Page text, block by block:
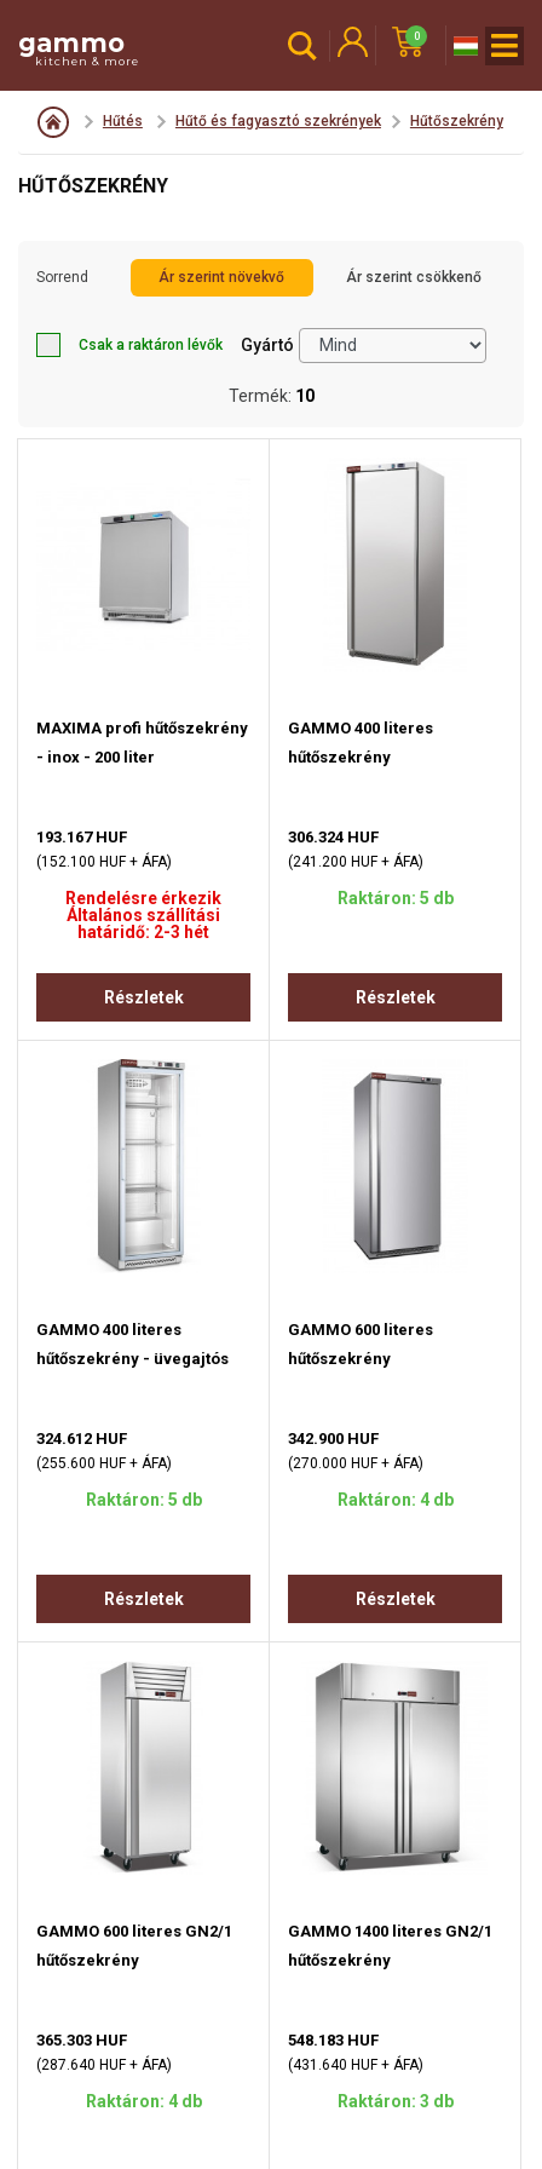
gammo
kitchen & more
0
Hűtés Hűtő és fagyasztó szekrények Hűtőszekrény
HŰTŐSZEKRÉNY
Sorrend Ár szerint növekvő Ár szerint csökkenő
Csak a raktáron lévők Gyártó
Termék: 10
MAXIMA profi hűtőszekrény
- inox - 200 liter
193.167 HUF
(152.100 HUF + ÁFA)
Rendelésre érkezik
Általános szállítási
határidő: 2-3 hét
Részletek
GAMMO 400 literes
hűtőszekrény
306.324 HUF
(241.200 HUF + ÁFA)
Raktáron: 5 db
Részletek
GAMMO 400 literes
hűtőszekrény - üvegajtós
324.612 HUF
(255.600 HUF + ÁFA)
Raktáron: 5 db
Részletek
GAMMO 600 literes
hűtőszekrény
342.900 HUF
(270.000 HUF + ÁFA)
Raktáron: 4 db
Részletek
GAMMO 600 literes GN2/1
hűtőszekrény
365.303 HUF
(287.640 HUF + ÁFA)
Raktáron: 4 db
GAMMO 1400 literes GN2/1
hűtőszekrény
548.183 HUF
(431.640 HUF + ÁFA)
Raktáron: 3 db